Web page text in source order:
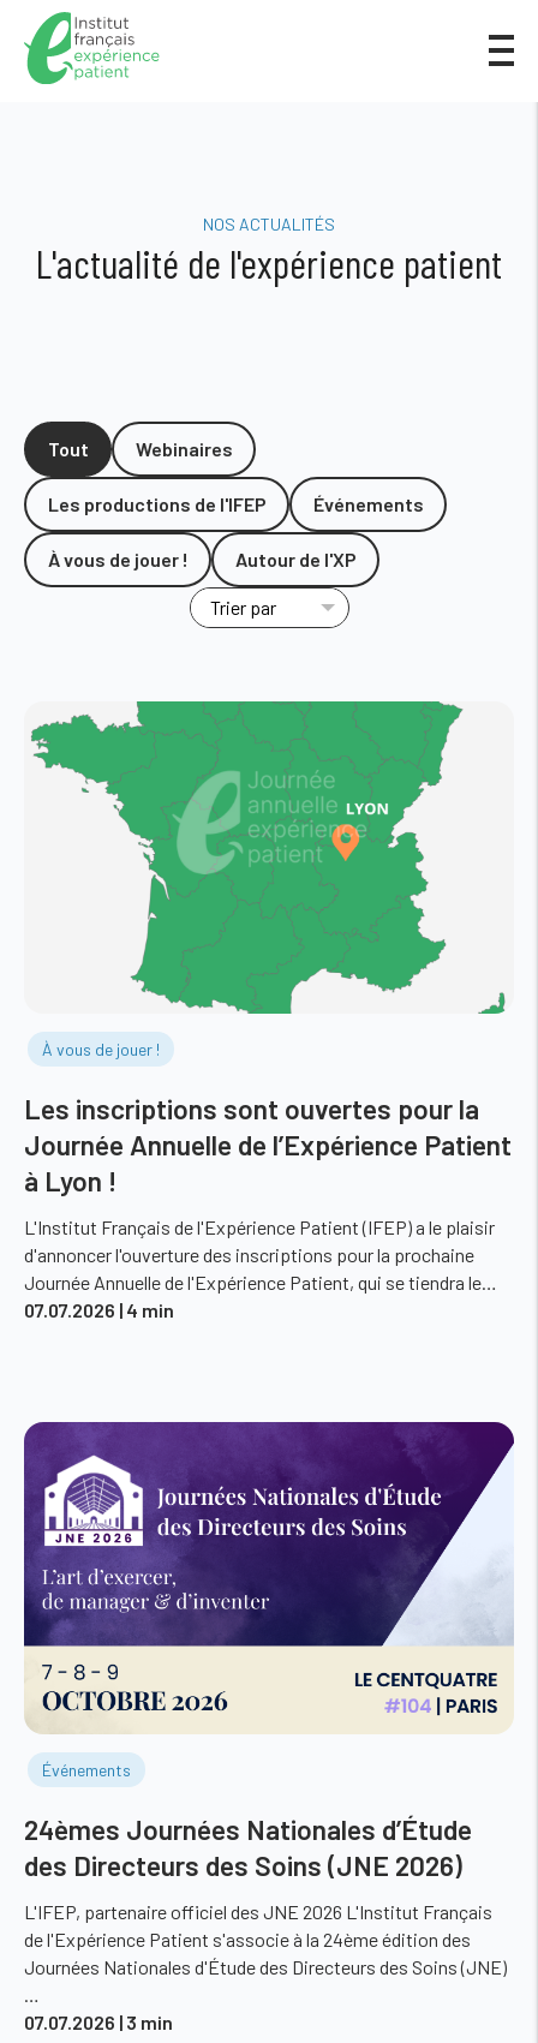
NOS ACTUALITÉS
L'actualité de l'expérience patient
Tout Webinaires
Les productions de l'IFEP Événements
À vous de jouer ! Autour de l'XP
À vous de jouer !
Les inscriptions sont ouvertes pour la
Journée Annuelle de l’Expérience Patient
à Lyon !
L'Institut Français de l'Expérience Patient (IFEP) a le plaisir
d'annoncer l'ouverture des inscriptions pour la prochaine
Journée Annuelle de l'Expérience Patient, qui se tiendra le…
07.07.2026 | 4 min
Événements
24èmes Journées Nationales d’Étude
des Directeurs des Soins (JNE 2026)
L'IFEP, partenaire officiel des JNE 2026 L'Institut Français
de l'Expérience Patient s'associe à la 24ème édition des
Journées Nationales d'Étude des Directeurs des Soins (JNE)
…
07.07.2026 | 3 min